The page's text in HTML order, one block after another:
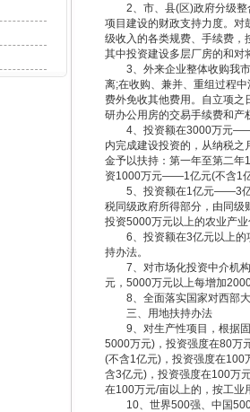
2、市、县(区)政府分级整
项目建设的财政支持力度。对
级收入的各类规费、手续费，
其中投资建设多层厂房的和对
3、外来企业整体收购我市
离;在收购、兼并、重组过程
费外免收其他费用。自立项
研办公用房的交易手续费和产
4、投资额在3000万元——1
内完成建设投资的，从纳税
金予以扶持：第一年至第二
资1000万元——1亿元(不含1
5、投资额在1亿元——3亿元
税同级政府所得部分，由同
投资5000万元以上的农业产
6、投资额在3亿元以上的项
持办法。
7、对市场化投资中介机构
元，5000万元以上每增加
8、全面落实国家对西部大
三、用地扶持办法
9、对生产性项目，根据固
5000万元)，投资强度在80万
(不含1亿元)，投资强度在
含3亿元)，投资强度在100万
在100万元/亩以上的，按工业
10、世界500强、中国500